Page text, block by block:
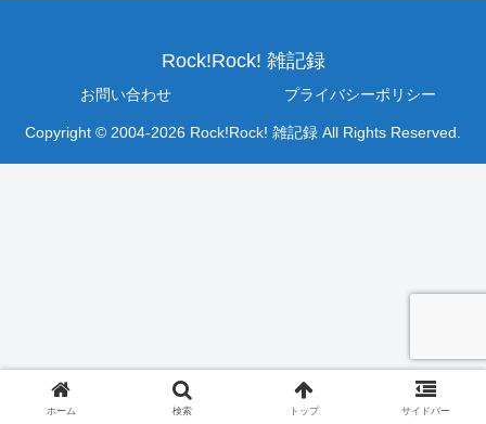
Rock!Rock! 雑記録
お問い合わせ プライバシーポリシー
Copyright © 2004-2026 Rock!Rock! 雑記録 All Rights Reserved.
ホーム 検索 トップ サイドバー